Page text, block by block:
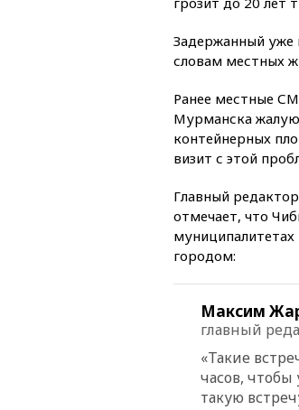
Задержанный уже
словам местных
Ранее местные
Мурманска
контейнерных
визит с этой
Главный
отмечает, что
городом:
Максим
главный
«Такие
часов,
такую